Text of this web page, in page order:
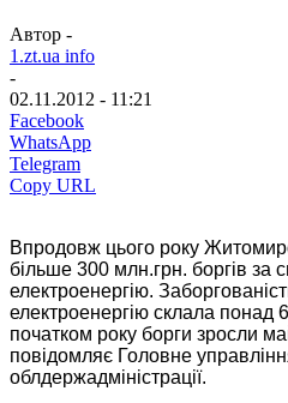
Автор -
1.zt.ua info
-
02.11.2012 - 11:21
Facebook
WhatsApp
Telegram
Copy URL
Впродовж цього року
більше 300 млн.грн. боргів за
електроенергію.
електроенергію склала понад
початком року борги зросли
повідомляє Головне
облдержадміністрації.